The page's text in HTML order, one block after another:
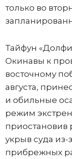
только во
Тайфун
Окинавы к
восточному
августа,
и обильные
режим
приостановив
укрыв суда из-
прибрежных